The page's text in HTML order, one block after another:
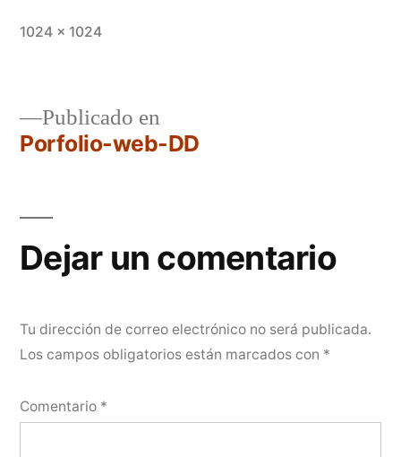
Tamaño
1024 × 1024
Navegación
de
Publicado en
Porfolio-web-DD
Dejar un comentario
Tu dirección de correo electrónico no será publicada.
Los campos obligatorios están marcados con *
Comentario *